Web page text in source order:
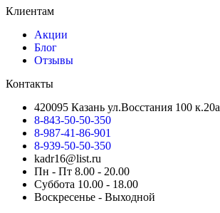
Клиентам
Акции
Блог
Отзывы
Контакты
420095 Казань ул.Восстания 100 к.20а
8-843-50-50-350
8-987-41-86-901
8-939-50-50-350
kadr16@list.ru
Пн - Пт 8.00 - 20.00
Суббота 10.00 - 18.00
Воскресенье - Выходной